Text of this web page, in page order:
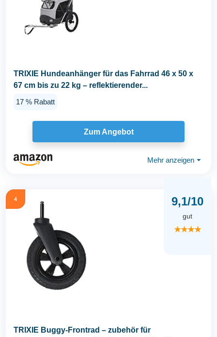
TRIXIE Hundeanhänger für das Fahrrad 46 x 50 x
67 cm bis zu 22 kg – reflektierender...
17 % Rabatt
Zum Angebot
Mehr anzeigen ⏷
4 9,1/10
gut
★★★★
TRIXIE Buggy-Frontrad – zubehör für